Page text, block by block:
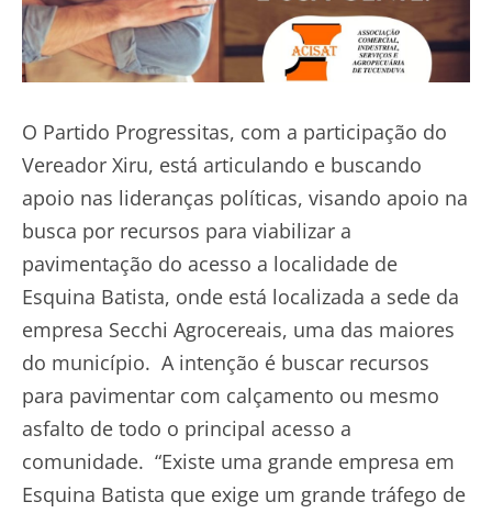
O Partido Progressitas, com a participação do
Vereador Xiru, está articulando e buscando
apoio nas lideranças políticas, visando apoio na
busca por recursos para viabilizar a
pavimentação do acesso a localidade de
Esquina Batista, onde está localizada a sede da
empresa Secchi Agrocereais, uma das maiores
do município. A intenção é buscar recursos
para pavimentar com calçamento ou mesmo
asfalto de todo o principal acesso a
comunidade. “Existe uma grande empresa em
Esquina Batista que exige um grande tráfego de